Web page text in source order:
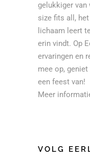
gelukkiger van
size fits all,
lichaam leert
erin vindt. Op
ervaringen en
mee op,
een feest van!
Meer
VOLG